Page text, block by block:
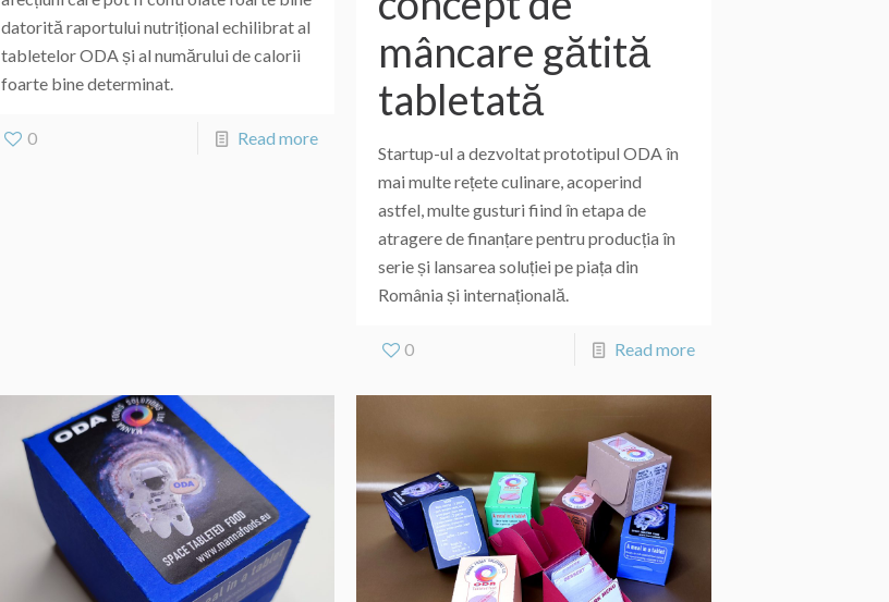
datorită raportului nutrițional echilibrat al
tabletelor ODA și al numărului de calorii
foarte bine determinat.
0 Read more
mâncare gătită
tabletată
Startup-ul a dezvoltat prototipul ODA în
mai multe rețete culinare, acoperind
astfel, multe gusturi fiind în etapa de
atragere de finanțare pentru producția în
serie și lansarea soluției pe piața din
România și internațională.
0 Read more